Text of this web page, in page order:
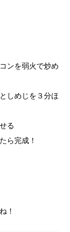
ンを弱火で炒め
しめじを３分ほ
る
ら完成！
！